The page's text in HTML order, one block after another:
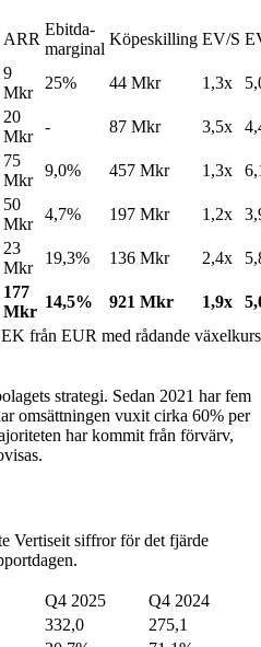
ARR
Ebitda-
marginal
Köpeskilling EV/S
9
Mkr
25% 44 Mkr 1,3x
20
Mkr
- 87 Mkr 3,5x
75
Mkr
9,0% 457 Mkr 1,3x
50
Mkr
4,7% 197 Mkr 1,2x
23
Mkr
19,3% 136 Mkr 2,4x
177
Mkr
14,5% 921 Mkr 1,9x
från EUR med rådande
strategi. Sedan 2021 har fem
omsättningen vuxit cirka 60% per
har kommit från förvärv,
Vertiseit siffror för det fjärde
Q4 2025
Q4 2024
332,0
275,1